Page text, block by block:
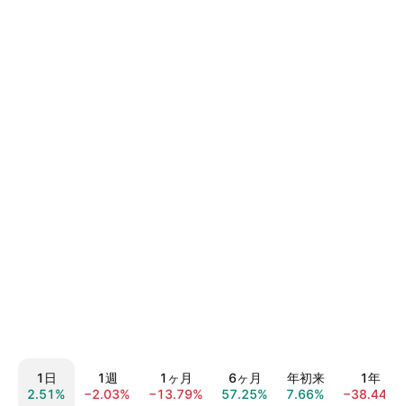
1日
2.51%
1週
−2.03%
1ヶ月
−13.79%
6ヶ月
57.25%
年初来
7.66%
1年
−38.44%